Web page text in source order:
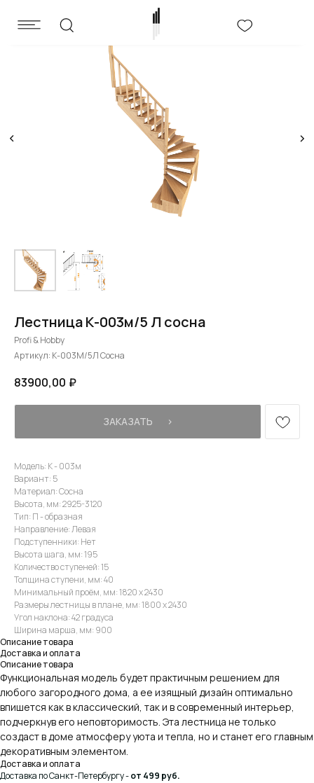
Лестница К-003м/5 Л сосна
Profi & Hobby
Артикул: К-003М/5Л Сосна
83900,00 ₽
ЗАКАЗАТЬ⠀⠀›
Модель: К - 003м
Вариант: 5
Материал: Сосна
Высота, мм: 2925-3120
Тип: П - образная
Направление: Левая
Подступенники: Нет
Высота шага, мм: 195
Количество ступеней: 15
Толщина ступени, мм: 40
Минимальный проём, мм: 1820 х 2430
Размеры лестницы в плане, мм: 1800 х 2430
Угол наклона: 42 градуса
Ширина марша, мм: 900
Описание товара
Доставка и оплата
Описание товара
Функциональная модель будет практичным решением для
любого загородного дома, а ее изящный дизайн оптимально
впишется как в классический, так и в современный интерьер,
подчеркнув его неповторимость. Эта лестница не только
создаст в доме атмосферу уюта и тепла, но и станет его главным
декоративным элементом.
Доставка и оплата
Доставка по Санкт-Петербургу -от 499 руб.